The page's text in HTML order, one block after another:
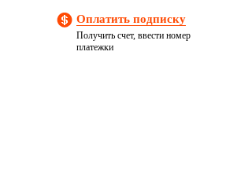
Оплатить подписку
Получить счет, ввести номер
платежки